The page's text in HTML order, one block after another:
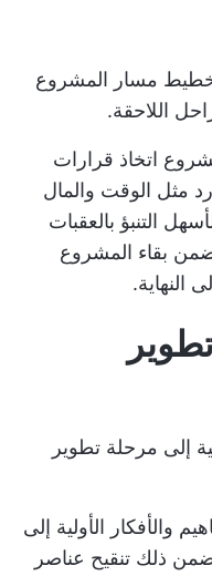
مسار المشروع
اللاحقة.
اتخاذ قرارات
مثل الوقت والمال
التنبؤ بالعقبات
بقاء المشروع
النهاية.
تطوير
إلى مرحلة تطوير
والأفكار الأولية إلى
ذلك تنقيح عناصر